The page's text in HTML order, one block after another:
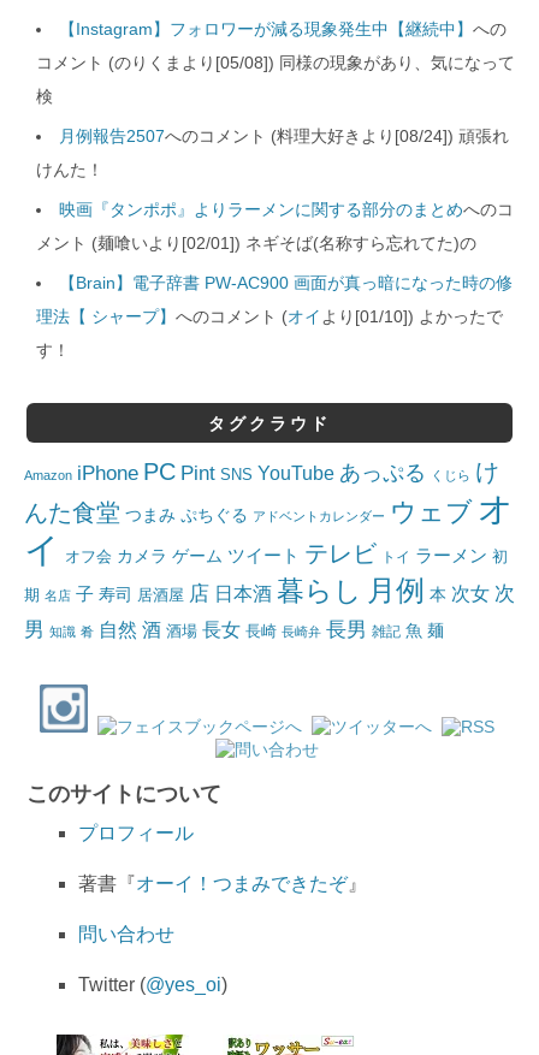
【Instagram】フォロワーが減る現象発生中【継続中】への
コメント (のりくまより[05/08]) 同様の現象があり、気になって
検
月例報告2507へのコメント (料理大好きより[08/24]) 頑張れ
けんた！
映画『タンポポ』よりラーメンに関する部分のまとめへのコ
メント (麺喰いより[02/01]) ネギそば(名称すら忘れてた)の
【Brain】電子辞書 PW-AC900 画面が真っ暗になった時の修
理法【 シャープ】 へのコメント (オイ より[01/10]) よかったで
す！
タグクラウド
Amazon iPhone PC Pint SNS YouTube あっぷる くじら け
んた食堂 つまみ ぷちぐる アドベントカレンダー ウェブ オ
イ
オフ会 カメラ ゲーム ツイート テレビ トイ ラーメン 初
期 名店 子 寿司 居酒屋 店 日本酒 暮らし 月例 本 次女 次
男 知識 肴 自然 酒 酒場 長女 長崎 長崎弁 長男 雑記 魚 麺
このサイトについて
プロフィール
著書『オーイ！つまみできたぞ』
問い合わせ
Twitter (@yes_oi)